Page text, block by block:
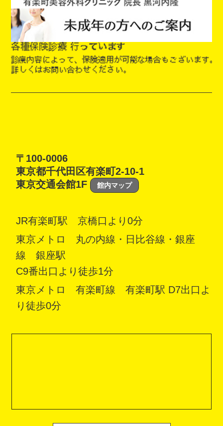
〒100-0006
東京都千代田区有楽町2-10-1
東京交通会館1F
館内マップ
JR有楽町駅 京橋口より0分
東京メトロ 丸の内線・日比谷線・銀座
線 銀座駅
C9番出口より徒歩1分
東京メトロ 有楽町線 有楽町駅 D7出口よ
り徒歩0分